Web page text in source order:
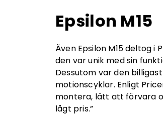
Epsilon M15
Även Epsilon M15 deltog i
den var unik med sin
Dessutom var den
motionscyklar. Enligt
montera, lätt att förvara
lågt pris.”